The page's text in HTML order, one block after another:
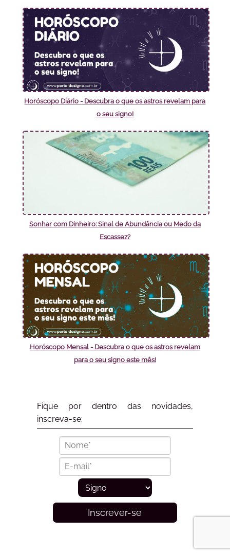
Horóscopo Diário - Descubra o que os astros revelam para
o seu signo!
Sonhar com Dinheiro: Sinal de Abundância ou Medo da
Escassez?
Horóscopo Mensal - Descubra o que os astros revelam
para o seu signo este mês!
Fique por dentro das novidades,
inscreva-se:
Inscrever-se